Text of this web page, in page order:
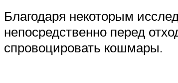
Благодаря некоторым
непосредственно перед
спровоцировать кошмары.